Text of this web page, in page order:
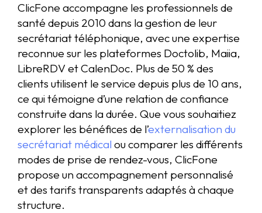
ClicFone accompagne les professionnels de
santé depuis 2010 dans la gestion de leur
secrétariat téléphonique, avec une expertise
reconnue sur les plateformes Doctolib, Maiia,
LibreRDV et CalenDoc. Plus de 50 % des
clients utilisent le service depuis plus de 10 ans,
ce qui témoigne d’une relation de confiance
construite dans la durée. Que vous souhaitiez
explorer les bénéfices de l’externalisation du
secrétariat médical ou comparer les différents
modes de prise de rendez-vous, ClicFone
propose un accompagnement personnalisé
et des tarifs transparents adaptés à chaque
structure.